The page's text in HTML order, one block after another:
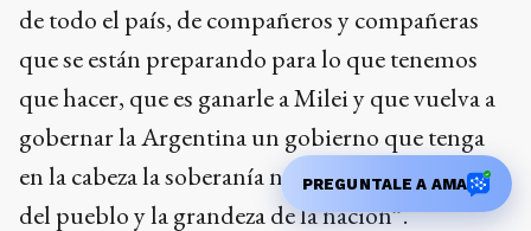
de todo el país, de compañeros y compañeras
que se están preparando para lo que tenemos
que hacer, que es ganarle a Milei y que vuelva a
gobernar la Argentina un gobierno que tenga
en la cabeza la soberanía nacional, la felicidad
del pueblo y la grandeza de la nación”.
PREGUNTALE A AMA